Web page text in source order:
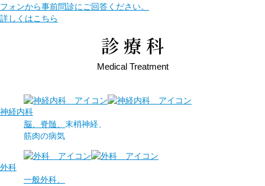
フォンから事前問診にご回答ください。
詳しくはこちら
診療科
Medical Treatment
神経内科
脳、脊髄、 末梢神経、
筋肉の病気
外科
一般外科、